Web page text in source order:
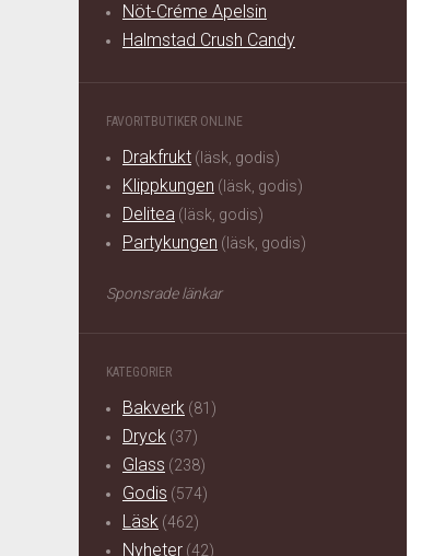
Nöt-Créme Apelsin
Halmstad Crush Candy
FAVORITBUTIKER ONLINE
Drakfrukt (läsk, godis)
Klippkungen (läsk, godis)
Delitea (läsk, godis)
Partykungen (läsk, godis)
Sponsrade länkar
KATEGORIER
Bakverk (81)
Dryck (37)
Glass (238)
Godis (574)
Läsk (462)
Nyheter (42)